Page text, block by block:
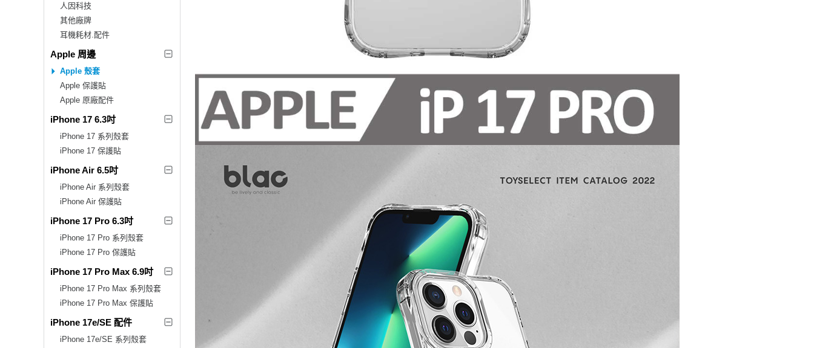
人因科技
其他廠牌
耳機耗材.配件
Apple 周邊
Apple 殼套
Apple 保護貼
Apple 原廠配件
iPhone 17 6.3吋
iPhone 17 系列殼套
iPhone 17 保護貼
iPhone Air 6.5吋
iPhone Air 系列殼套
iPhone Air 保護貼
iPhone 17 Pro 6.3吋
iPhone 17 Pro 系列殼套
iPhone 17 Pro 保護貼
iPhone 17 Pro Max 6.9吋
iPhone 17 Pro Max 系列殼套
iPhone 17 Pro Max 保護貼
iPhone 17e/SE 配件
iPhone 17e/SE 系列殼套